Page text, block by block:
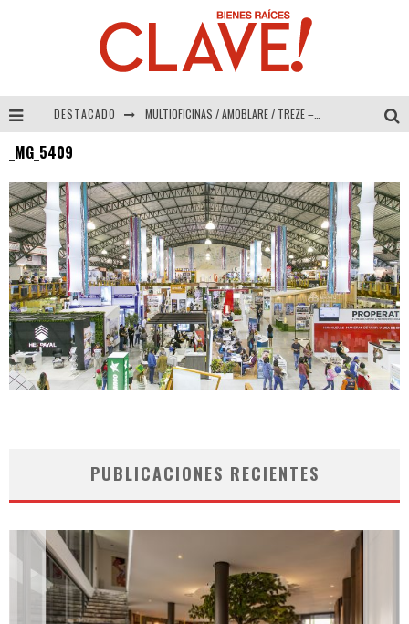
DESTACADO MULTIOFICINAS / AMOBLARE / TREZE – Especial Interiorismo & Decoración 2026
COLINEAL – Especial Interiorismo & Decoración 2026
ADRIANA HOYOS DESIGN STUDIO – Especial Interiorismo & Decoración 2026
_MG_5409
PUBLICACIONES RECIENTES